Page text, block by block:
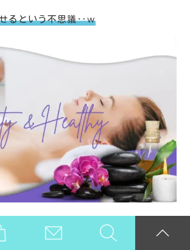
るという不思議‥w
上記の
不自然極まりない生活を手放せ